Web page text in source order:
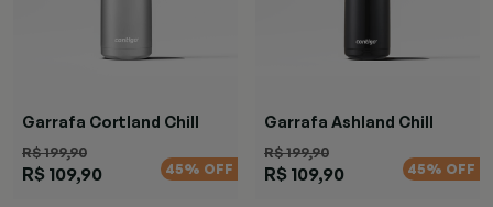
Garrafa Cortland Chill
R$ 199,90
R$ 109,90 45% OFF
Garrafa Ashland Chill
R$ 199,90
R$ 109,90 45% OFF